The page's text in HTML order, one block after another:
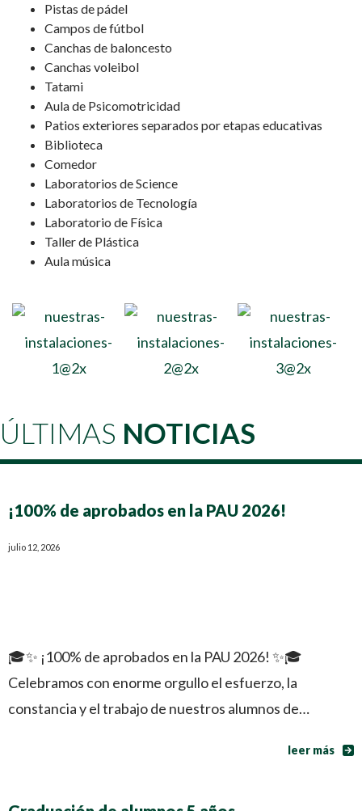
Pistas de pádel
Campos de fútbol
Canchas de baloncesto
Canchas voleibol
Tatami
Aula de Psicomotricidad
Patios exteriores separados por etapas educativas
Biblioteca
Comedor
Laboratorios de Science
Laboratorios de Tecnología
Laboratorio de Física
Taller de Plástica
Aula música
ÚLTIMAS NOTICIAS
¡100% de aprobados en la PAU 2026!
julio 12, 2026
🎓✨ ¡100% de aprobados en la PAU 2026! ✨🎓
Celebramos con enorme orgullo el esfuerzo, la
constancia y el trabajo de nuestros alumnos de…
leer más